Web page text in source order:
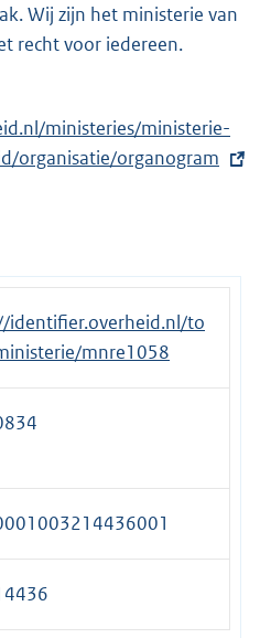
Wij zijn het ministerie van
recht voor iedereen.
ministeries/ministerie-
organisatie/organogram
identifier.overheid.nl/to
mnre1058